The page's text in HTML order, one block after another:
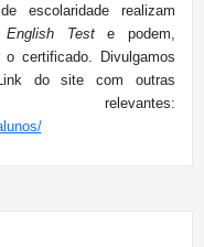
escolaridade realizam
English Teste podem,
o certificado. Divulgamos
do site com outras